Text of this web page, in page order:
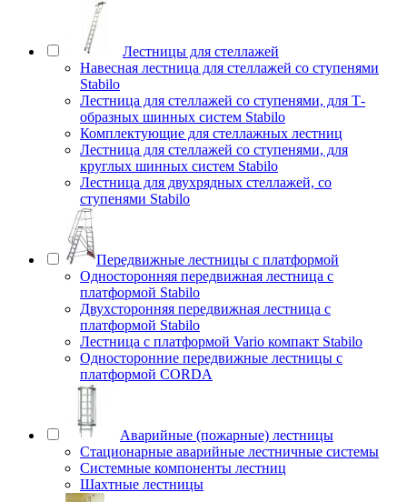
Лестницы для стеллажей
Навесная лестница для стеллажей со ступенями
Stabilo
Лестница для стеллажей со ступенями, для Т-
образных шинных систем Stabilo
Комплектующие для стеллажных лестниц
Лестница для стеллажей со ступенями, для
круглых шинных систем Stabilo
Лестница для двухрядных стеллажей, со
ступенями Stabilo
Передвижные лестницы с платформой
Односторонняя передвижная лестница с
платформой Stabilo
Двухсторонняя передвижная лестница с
платформой Stabilo
Лестница с платформой Vario компакт Stabilo
Односторонние передвижные лестницы с
платформой CORDA
Аварийные (пожарные) лестницы
Стационарные аварийные лестничные системы
Системные компоненты лестниц
Шахтные лестницы